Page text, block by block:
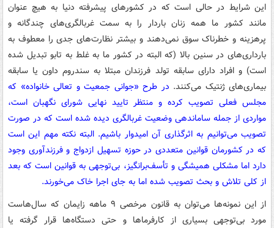
این شرایط در حالی است که در کشورهای پیشرفته دنیا به هیچ عنوان
مانند کشور ما همه زنان باردار را به سمت غربالگری‌های چندگانه و
پرهزینه و خطرناک سوق نمی‌دهند و بیشتر نظارت‌های جدی را معطوف به
بارداری‌های در سنین بالا (که البته در کشور ما به غلط به تابو تبدیل شده
است) و افراد دارای سابقه تولد فرزندان مبتلا به سندروم داون یا سابقه
بیماری‌های ژنتیک می‌کنند. در طرح «جوانی جمعیت و تعالی خانواده» که
مجلس فعلی تصویب کرده و منتظر تایید نهایی شورای نگهبان است،
مواردی از جمله ساماندهی وضعیت غربالگری دیده شده است که در صورت
تصویب می‌توانیم به اثرگذاری آن امیدوار باشیم. البته نکته مهم این است
که در کشورمان قوانین متعددی در حوزه تسهیل ازدواج و فرزندآوری وجود
دارد اما مشکلی همیشگی و تأسف‌برانگیز، بی‌توجهی به قوانین است که بعد
از کلی تلاش و بحث تصویب شده اما به جای اجرا خاک می‌خورند.
از این نمونه‌ها می‌توان به قانون مرخصی ۹ ماهه زایمان که سال‌هاست
مورد بی‌توجهی بسیاری از کارفرماها و حتی دستگاه‌ها قرار گرفته یا